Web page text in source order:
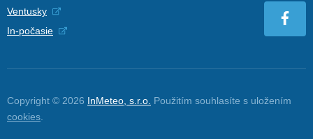
Ventusky
In-počasie
Copyright © 2026 InMeteo, s.r.o. Použitím souhlasíte s uložením
cookies